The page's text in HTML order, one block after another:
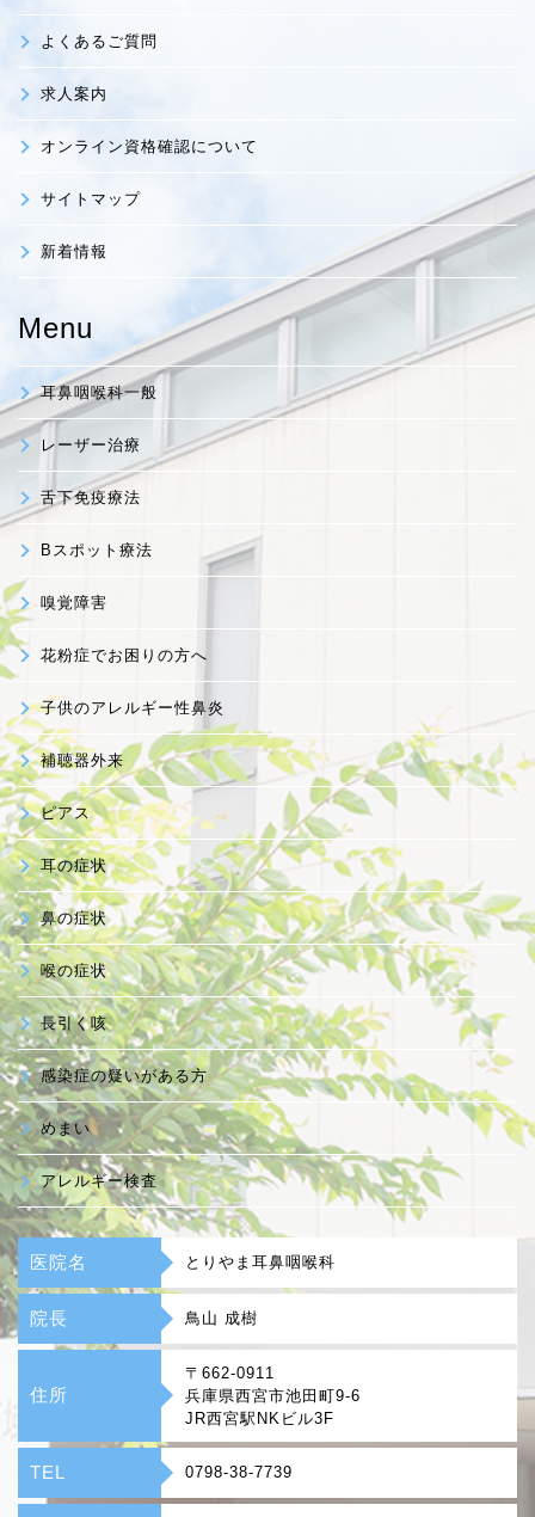
よくあるご質問
求人案内
オンライン資格確認について
サイトマップ
新着情報
Menu
耳鼻咽喉科一般
レーザー治療
舌下免疫療法
Bスポット療法
嗅覚障害
花粉症でお困りの方へ
子供のアレルギー性鼻炎
補聴器外来
ピアス
耳の症状
鼻の症状
喉の症状
長引く咳
感染症の疑いがある方
めまい
アレルギー検査
医院名 とりやま耳鼻咽喉科
院長 鳥山 成樹
住所
〒662-0911
兵庫県西宮市池田町9-6
JR西宮駅NKビル3F
TEL 0798-38-7739